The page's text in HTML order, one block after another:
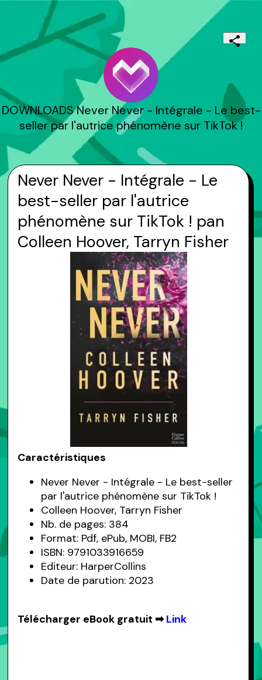
DOWNLOADS Never Never - Intégrale - Le best-
seller par l'autrice phénomène sur TikTok !
Never Never - Intégrale - Le
best-seller par l'autrice
phénomène sur TikTok ! pan
Colleen Hoover, Tarryn Fisher
Caractéristiques
Never Never - Intégrale - Le best-seller
par l'autrice phénomène sur TikTok !
Colleen Hoover, Tarryn Fisher
Nb. de pages: 384
Format: Pdf, ePub, MOBI, FB2
ISBN: 9791033916659
Editeur: HarperCollins
Date de parution: 2023
Télécharger eBook gratuit ➡Link